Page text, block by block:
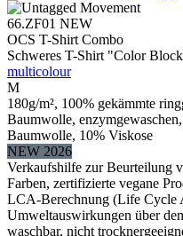
66.ZF01 NEW
OCS T-Shirt Combo
Schweres T-Shirt "Color
multicolour
M
180g/m², 100% gekämmte
Baumwolle,
Baumwolle, 10% Viskose
NEW 2026
Verkaufshilfe zur Beurteilung
Farben, zertifizierte vegane
LCA-Berechnung (Life Cycle
Umweltauswirkungen über
waschbar, nicht